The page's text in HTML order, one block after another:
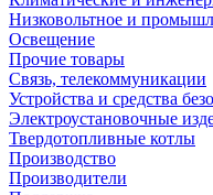
Низковольтное и
Освещение
Прочие товары
Связь, телекоммуникации
Устройства и средства
Электроустановочные
Твердотопливные котлы
Производство
Производители